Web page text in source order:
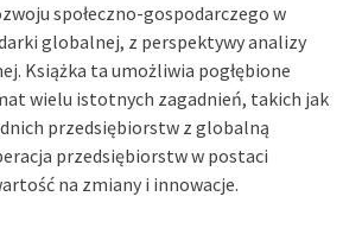
społeczno-gospodarczego w
globalnej, z perspektywy analizy
Książka ta umożliwia pogłębione
wielu istotnych zagadnień, takich jak
przedsiębiorstw z globalną
przedsiębiorstw w postaci
na zmiany i innowacje.